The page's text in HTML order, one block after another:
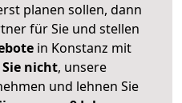
planen sollen, dann
für Sie und stellen
in Konstanz mit
nicht, unsere
und lehnen Sie